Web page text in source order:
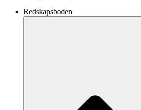
Redskapsboden